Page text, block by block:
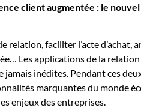
client augmentée : le
relation, faciliter l’acte d’achat,
Les applications de la
inédites. Pendant ces
marquantes du monde
enjeux des entreprises.